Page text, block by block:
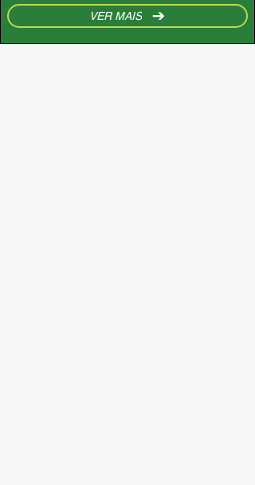
VER MAIS